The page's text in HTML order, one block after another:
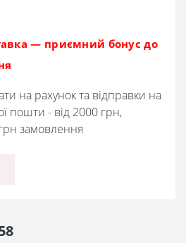
— приємний бонус до
на рахунок та відправки на
пошти - від 2000 грн,
замовлення